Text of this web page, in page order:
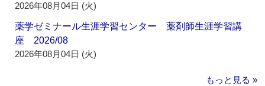
2026年08月04日 (火)
薬学ゼミナール生涯学習センター 薬剤師生涯学習講
座 2026/08
2026年08月04日 (火)
もっと見る »